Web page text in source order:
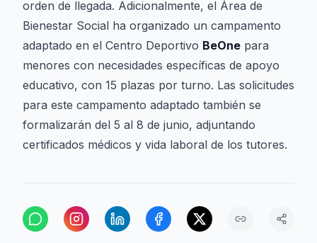
orden de llegada. Adicionalmente, el Área de
Bienestar Social ha organizado un campamento
adaptado en el Centro Deportivo BeOne para
menores con necesidades específicas de apoyo
educativo, con 15 plazas por turno. Las solicitudes
para este campamento adaptado también se
formalizarán del 5 al 8 de junio, adjuntando
certificados médicos y vida laboral de los tutores.